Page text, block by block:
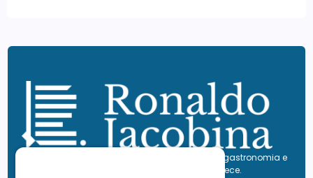
O seu portal de notícias sobre eventos, cultura, gastronomia e
sociedade. Fique por dentro de tudo que acontece.